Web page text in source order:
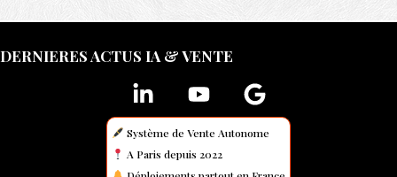
DERNIERES ACTUS IA & VENTE
Système de Vente Autonome
A Paris depuis 2022